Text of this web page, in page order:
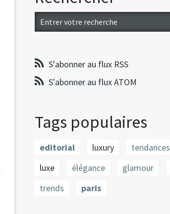
S'abonner au flux RSS
S'abonner au flux ATOM
Tags populaires
editorial luxury tendances
luxe
élégance glamour
trends
paris